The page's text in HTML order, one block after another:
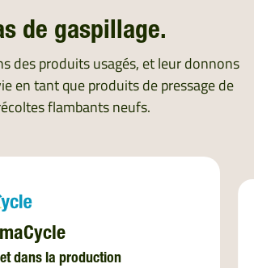
de gaspillage.
des produits usagés, et leur donnons
en tant que produits de pressage de
flambants neufs.
dans la production